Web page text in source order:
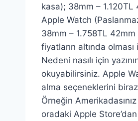
kasa); 38mm – 1.120TL
Apple Watch
38mm – 1.758TL 42mm
fiyatların altında olması
Nedeni nasılı için
okuyabilirsiniz. Apple
alma seçeneklerini biraz
Örneğin
oradaki Apple